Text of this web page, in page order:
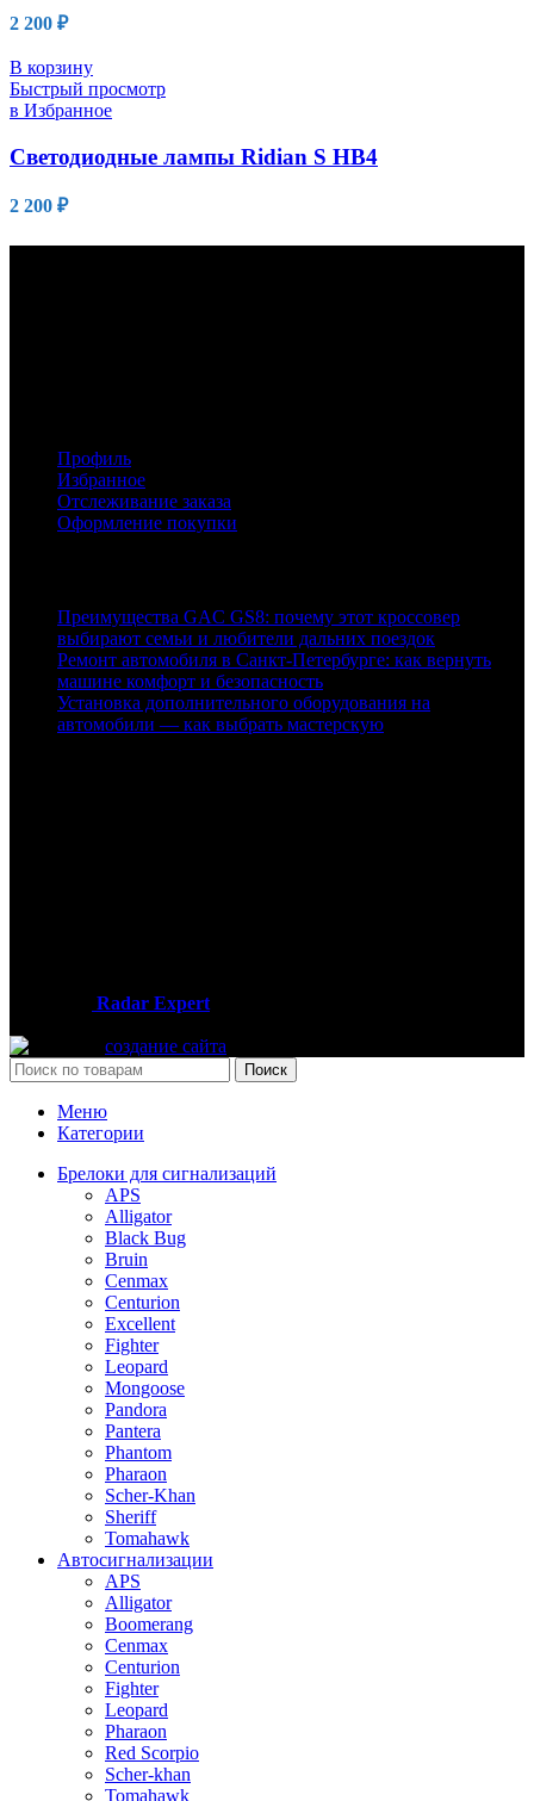
2 200 ₽
В корзину
Быстрый просмотр
в Избранное
Светодиодные лампы Ridian S HB4
2 200 ₽
Профиль
Избранное
Отслеживание заказа
Оформление покупки
Преимущества GAC GS8: почему этот кроссовер
выбирают семьи и любители дальних поездок
Ремонт автомобиля в Санкт‑Петербурге: как вернуть
машине комфорт и безопасность
Установка дополнительного оборудования на
автомобили — как выбрать мастерскую
Radar Expert
создание сайта
Поиск
Меню
Категории
Брелоки для сигнализаций
APS
Alligator
Black Bug
Bruin
Cenmax
Centurion
Excellent
Fighter
Leopard
Mongoose
Pandora
Pantera
Phantom
Pharaon
Scher-Khan
Sheriff
Tomahawk
Автосигнализации
APS
Alligator
Boomerang
Cenmax
Centurion
Fighter
Leopard
Pharaon
Red Scorpio
Scher-khan
Tomahawk